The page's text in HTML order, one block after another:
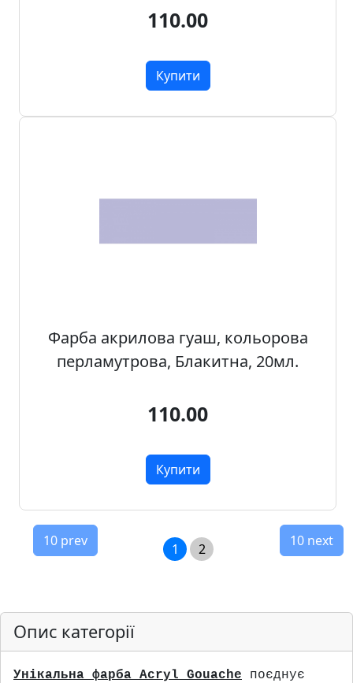
10 prev
110.00
Купити
Фарба акрилова гуаш, кольорова
перламутрова, Блакитна, 20мл.
110.00
Купити
1 2 10 next
Опис категорії
Унiкальна фарба Acryl Gouache поєднує